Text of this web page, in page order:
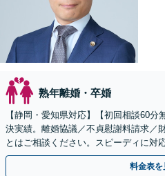
熟年離婚・卒婚
【静岡・愛知県対応】【初回相談60
決実績。離婚協議／不貞慰謝料請求／
とはご相談ください。スピーディに対
指します【女性弁護士・男性弁護士ど
料金表を